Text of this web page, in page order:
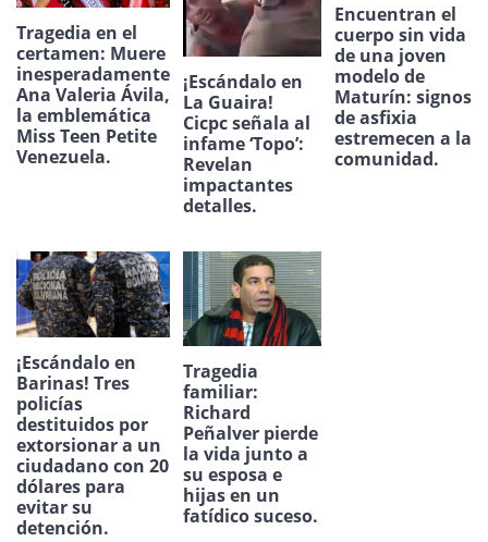
Tragedia en el
certamen: Muere
inesperadamente
Ana Valeria Ávila,
la emblemática
Miss Teen Petite
Venezuela.
¡Escándalo en
La Guaira!
Cicpc señala al
infame ‘Topo’:
Revelan
impactantes
detalles.
Encuentran el
cuerpo sin vida
de una joven
modelo de
Maturín: signos
de asfixia
estremecen a la
comunidad.
¡Escándalo en
Barinas! Tres
policías
destituidos por
extorsionar a un
ciudadano con 20
dólares para
evitar su
detención.
Tragedia
familiar:
Richard
Peñalver pierde
la vida junto a
su esposa e
hijas en un
fatídico suceso.